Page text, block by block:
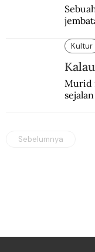
Kultur
Murid
Sebelumnya